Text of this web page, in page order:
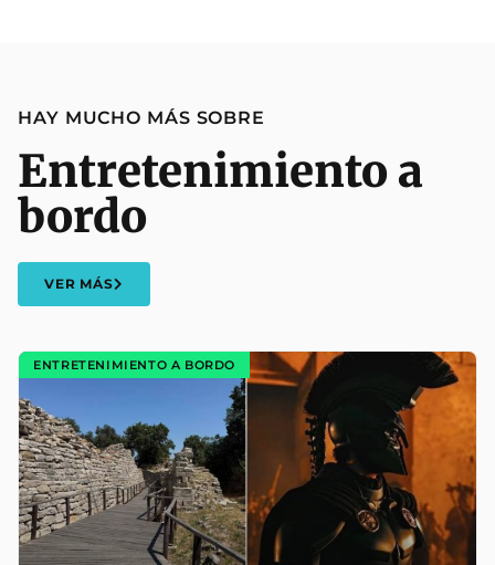
HAY MUCHO MÁS SOBRE
Entretenimiento a
bordo
VER MÁS
ENTRETENIMIENTO A BORDO